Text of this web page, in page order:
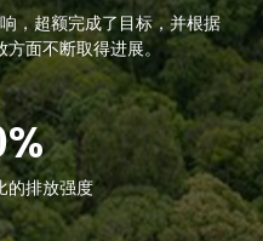
，超额完成了目标，并根据
面不断取得进展。
的排放强度